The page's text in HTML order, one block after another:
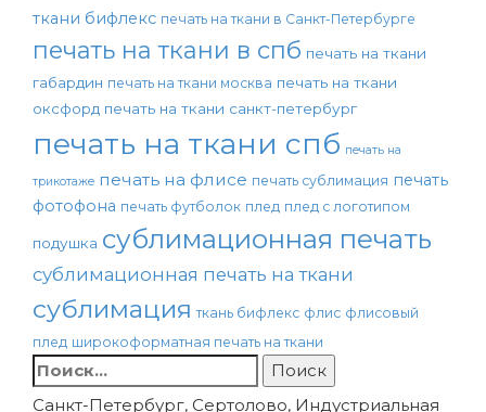
ткани бифлекс печать на ткани в Санкт-Петербурге
печать на ткани в спб печать на ткани
габардин печать на ткани москва печать на ткани
оксфорд печать на ткани санкт-петербург
печать на ткани спб печать на
трикотаже печать на флисе печать сублимация печать
фотофона печать футболок плед плед с логотипом
подушка сублимационная печать
сублимационная печать на ткани
сублимация ткань бифлекс флис флисовый
плед широкоформатная печать на ткани
Найти:
Санкт-Петербург, Сертолово, Индустриальная